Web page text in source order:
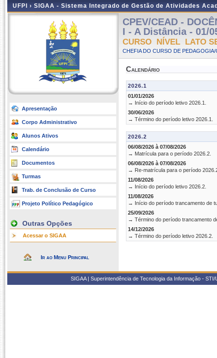
UFPI › SIGAA - Sistema Integrado de Gestão de Atividades
Apresentação
Corpo Administrativo
Alunos Ativos
Calendário
Documentos
Turmas
Trab. de Conclusão de Curso
Projeto Político Pedagógico
Outras Opções
Acessar o SIGAA
Ir ao Menu Principal
CPEV/CEAD -
I - A Distância - 01/
CURSO NÍVEL LATO
CHEFIA DO CURSO DE
Calendário
2026.1
01/01/2026
→ Início do período letivo 2026.1.
30/06/2026
→ Término do período letivo 2026.1.
2026.2
06/08/2026 à 07/08/2026
→ Matrícula para o período 2026.2.
06/08/2026 à 07/08/2026
→ Re-matrícula para o período
11/08/2026
→ Início do período letivo 2026.2.
11/08/2026
→ Início do período trancamento de
25/09/2026
→ Término do período trancamento
14/12/2026
→ Término do período letivo 2026.2.
SIGAA | Superintendência de Tecnologia da Informação -